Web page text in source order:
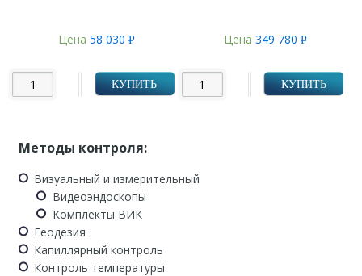
Цена 58 030 Р
КУПИТЬ
Цена349 780Р
КУПИТЬ
Методы контроля:
Визуальный и измерительный
Видеоэндоскопы
Комплекты ВИК
Геодезия
Капиллярный контроль
Контроль температуры